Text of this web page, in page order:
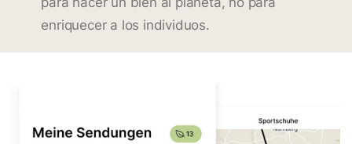
enriquecer a los individuos.